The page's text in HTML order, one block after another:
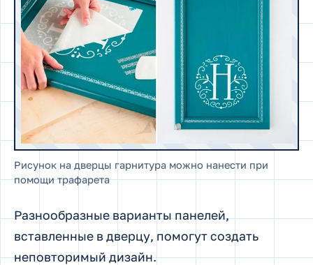
Рисунок на дверцы гарнитура можно нанести при
помощи трафарета
Разнообразные варианты панелей,
вставленные в дверцу, помогут создать
неповторимый дизайн.